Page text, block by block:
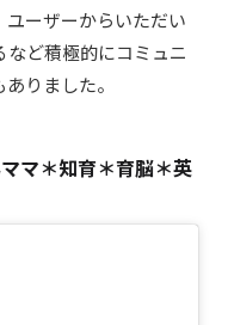
ーザーからいただい
ど積極的にコミュニ
りました。
マ＊知育＊育脳＊英